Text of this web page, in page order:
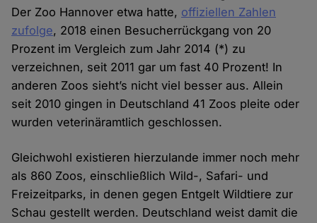
Der Zoo Hannover etwa hatte, offiziellen Zahlen
zufolge, 2018 einen Besucherrückgang von 20
Prozent im Vergleich zum Jahr 2014 (*) zu
verzeichnen, seit 2011 gar um fast 40 Prozent! In
anderen Zoos sieht’s nicht viel besser aus. Allein
seit 2010 gingen in Deutschland 41 Zoos pleite oder
wurden veterinäramtlich geschlossen.
Gleichwohl existieren hierzulande immer noch mehr
als 860 Zoos, einschließlich Wild-, Safari- und
Freizeitparks, in denen gegen Entgelt Wildtiere zur
Schau gestellt werden. Deutschland weist damit die